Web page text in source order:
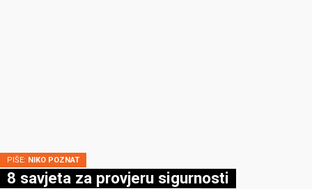
PIŠE: NIKO POZNAT
8 savjeta za provjeru sigurnosti